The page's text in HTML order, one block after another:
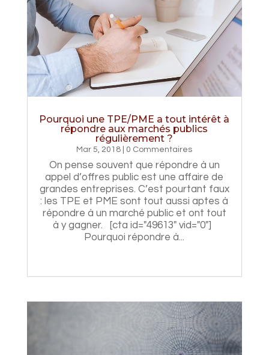
Pourquoi une TPE/PME a tout intérêt à
répondre aux marchés publics
régulièrement ?
Mar 5, 2018 | 0 Commentaires
On pense souvent que répondre à un
appel d’offres public est une affaire de
grandes entreprises. C’est pourtant faux
: les TPE et PME sont tout aussi aptes à
répondre à un marché public et ont tout
à y gagner. [cta id="49613" vid="0"]
Pourquoi répondre à...